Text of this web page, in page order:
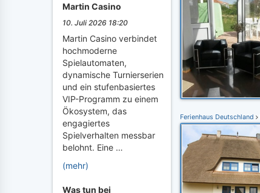
Martin Casino
10. Juli 2026 18:20
Martin Casino verbindet
hochmoderne
Spielautomaten,
dynamische Turnierserien
und ein stufenbasiertes
VIP-Programm zu einem
Ökosystem, das
engagiertes
Spielverhalten messbar
belohnt. Eine …
(mehr)
Was tun bei
Ferienhaus Deutschland